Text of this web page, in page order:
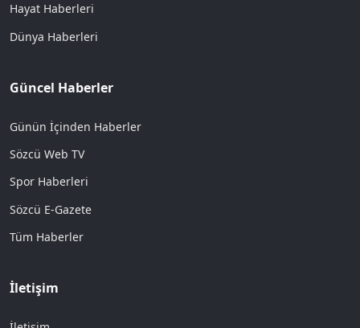
Hayat Haberleri
Dünya Haberleri
Güncel Haberler
Günün İçinden Haberler
Sözcü Web TV
Spor Haberleri
Sözcü E-Gazete
Tüm Haberler
İletişim